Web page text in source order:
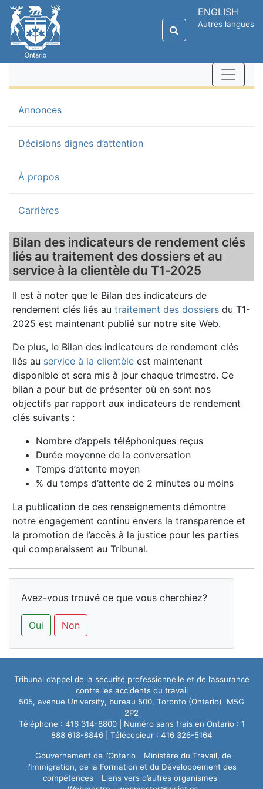
ENGLISH
Autres langues
Annonces(current)
Décisions dignes d’attention
À propos
Carrières
Bilan des indicateurs de rendement clés
liés au traitement des dossiers et au
service à la clientèle du T1‑2025
Il est à noter que le Bilan des indicateurs de
rendement clés liés au traitement des dossiers du T1-
2025 est maintenant publié sur notre site Web.
De plus, le Bilan des indicateurs de rendement clés
liés au service à la clientèle est maintenant
disponible et sera mis à jour chaque trimestre. Ce
bilan a pour but de présenter où en sont nos
objectifs par rapport aux indicateurs de rendement
clés suivants :
Nombre d’appels téléphoniques reçus
Durée moyenne de la conversation
Temps d’attente moyen
% du temps d’attente de 2 minutes ou moins
La publication de ces renseignements démontre
notre engagement continu envers la transparence et
la promotion de l’accès à la justice pour les parties
qui comparaissent au Tribunal.
Avez-vous trouvé ce que vous cherchiez?
Oui Non
Tribunal d’appel de la sécurité professionnelle et de l’assurance
contre les accidents du travail
505, avenue University, bureau 500, Toronto (Ontario) M5G
2P2
Téléphone : 416 314-8800 | Numéro sans frais en Ontario : 1
Gouvernement de l’Ontario
Ministère du Travail, de
l’Immigration, de la Formation et du Développement des
compétences
Liens vers d’autres organismes